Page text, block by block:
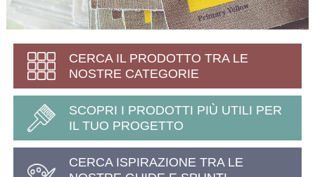
CERCA IL PRODOTTO TRA LE
NOSTRE CATEGORIE
SCOPRI I PRODOTTI PIÙ UTILI PER
IL TUO PROGETTO
CERCA ISPIRAZIONE TRA LE